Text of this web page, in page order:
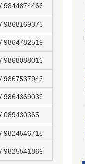
9844874466
9868169373
9864782519
9868088013
9867537943
9864369039
089430365
9824546715
9825541869